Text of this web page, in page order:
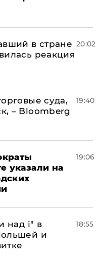
в стране
реакция
20:02
суда,
– Bloomberg
19:40
указали на
19:06
над і" в
и
18:55